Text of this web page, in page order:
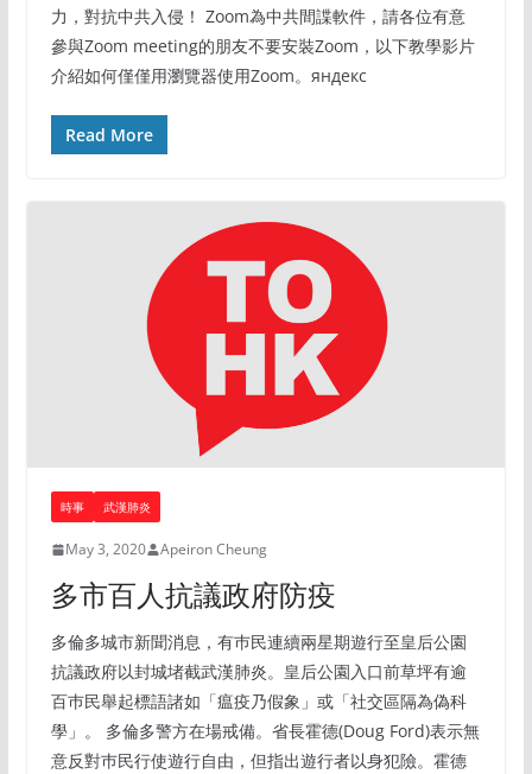
力，對抗中共入侵！ Zoom為中共間諜軟件，請各位有意
參與Zoom meeting的朋友不要安裝Zoom，以下教學影片
介紹如何僅僅用瀏覽器使用Zoom。яндекс
Read More
時事 武漢肺炎
May 3, 2020 Apeiron Cheung
多市百人抗議政府防疫
多倫多城市新聞消息，有巿民連續兩星期遊行至皇后公園
抗議政府以封城堵截武漢肺炎。皇后公園入口前草坪有逾
百巿民舉起標語諸如「瘟疫乃假象」或「社交區隔為偽科
學」。 多倫多警方在場戒備。省長霍德(Doug Ford)表示無
意反對巿民行使遊行自由，但指出遊行者以身犯險。霍德